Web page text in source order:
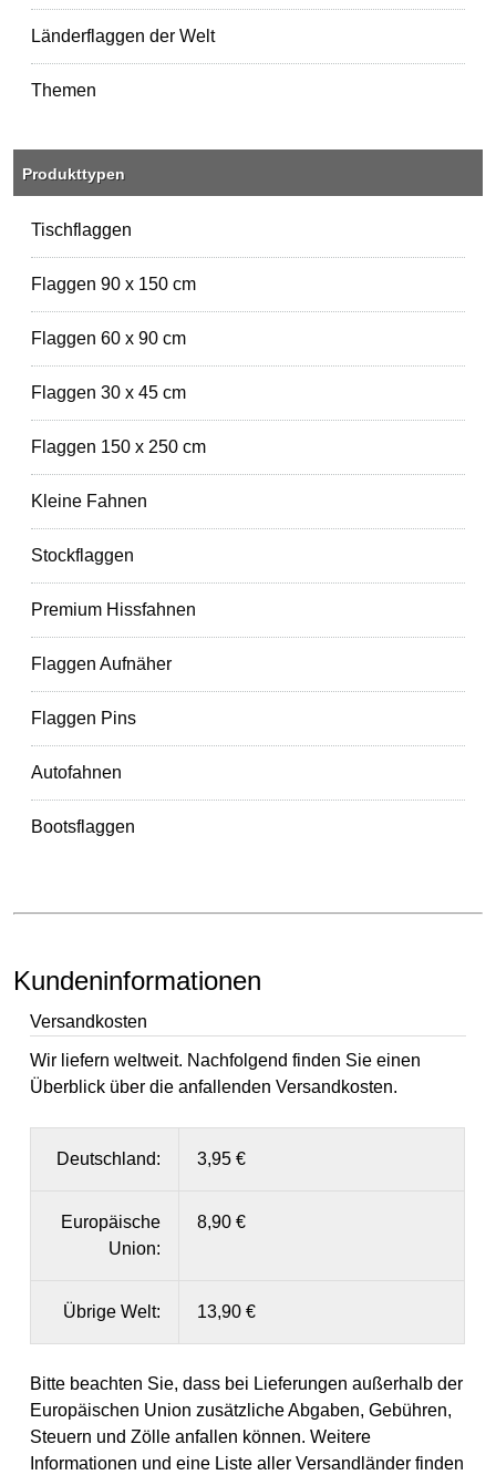
Länderflaggen der Welt
Themen
Produkttypen
Tischflaggen
Flaggen 90 x 150 cm
Flaggen 60 x 90 cm
Flaggen 30 x 45 cm
Flaggen 150 x 250 cm
Kleine Fahnen
Stockflaggen
Premium Hissfahnen
Flaggen Aufnäher
Flaggen Pins
Autofahnen
Bootsflaggen
Kundeninformationen
Versandkosten
Wir liefern weltweit. Nachfolgend finden Sie einen
Überblick über die anfallenden Versandkosten.
Deutschland: 3,95 €
Europäische
Union:
8,90 €
Übrige Welt: 13,90 €
Bitte beachten Sie, dass bei Lieferungen außerhalb der
Europäischen Union zusätzliche Abgaben, Gebühren,
Steuern und Zölle anfallen können. Weitere
Informationen und eine Liste aller Versandländer finden